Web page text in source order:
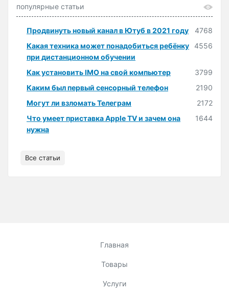
популярные статьи
Продвинуть новый канал в Ютуб в 2021 году
4768
Какая техника может понадобиться ребёнку
при дистанционном обучении
4556
Как установить IMO на свой компьютер
3799
Каким был первый сенсорный телефон
2190
Могут ли взломать Телеграм
2172
Что умеет приставка Apple TV и зачем она
нужна
1644
Все статьи
Главная
Товары
Услуги